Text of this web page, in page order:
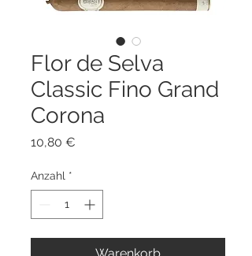
Flor de Selva
Classic Fino Grand
Corona
10,80 €
Anzahl *